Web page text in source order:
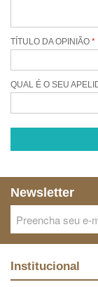
TÍTULO DA OPINIÃO
QUAL É O SEU
Newsletter
Institucional